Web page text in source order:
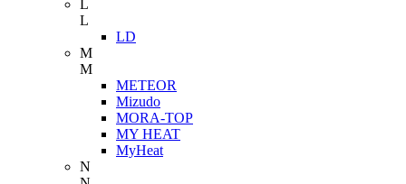
L
L
LD
M
M
METEOR
Mizudo
MORA-TOP
MY HEAT
MyHeat
N